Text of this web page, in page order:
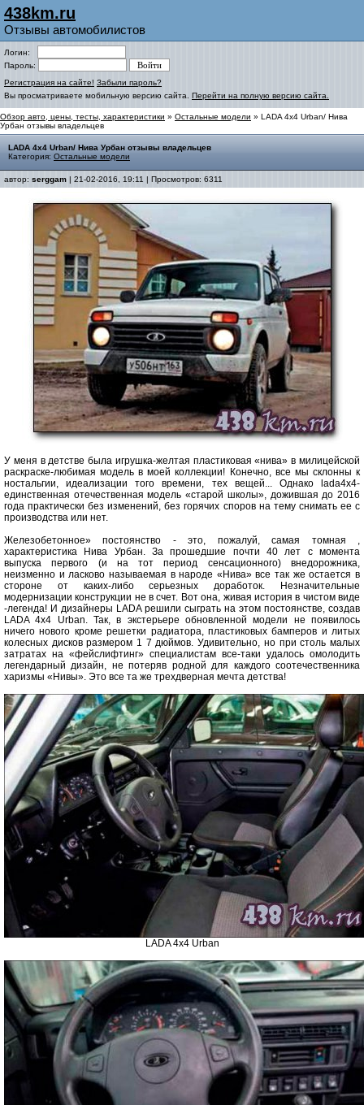
438km.ru
Отзывы автомобилистов
Логин:
Пароль:
Регистрация на сайте! Забыли пароль?
Вы просматриваете мобильную версию сайта. Перейти на полную версию сайта.
Обзор авто, цены, тесты, характеристики » Остальные модели » LADA 4x4 Urban/ Нива
Урбан отзывы владельцев
LADA 4x4 Urban/ Нива Урбан отзывы владельцев
Категория: Остальные модели
автор: serggam | 21-02-2016, 19:11 | Просмотров: 6311
У меня в детстве была игрушка-желтая пластиковая «нива» в милицейской
раскраске-любимая модель в моей коллекции! Конечно, все мы склонны к
ностальгии, идеализации того времени, тех вещей... Однако lada4x4-
единственная отечественная модель «старой школы», дожившая до 2016
года практически без изменений, без горячих споров на тему снимать ее с
производства или нет.
Железобетонное» постоянство - это, пожалуй, самая томная ,
характеристика Нива Урбан. За прошедшие почти 40 лет с момента
выпуска первого (и на тот период сенсационного) внедорожника,
неизменно и ласково называемая в народе «Нива» все так же остается в
стороне от каких-либо серьезных доработок. Незначительные
модернизации конструкции не в счет. Вот она, живая история в чистом виде
-легенда! И дизайнеры LADA решили сыграть на этом постоянстве, создав
LADA 4x4 Urban. Так, в экстерьере обновленной модели не появилось
ничего нового кроме решетки радиатора, пластиковых бамперов и литых
колесных дисков размером 1 7 дюймов. Удивительно, но при столь малых
затратах на «фейслифтинг» специалистам все-таки удалось омолодить
легендарный дизайн, не потеряв родной для каждого соотечественника
харизмы «Нивы». Это все та же трехдверная мечта детства!
LADA 4x4 Urban